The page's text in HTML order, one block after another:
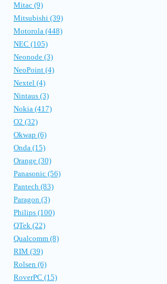
Mitac (9)
Mitsubishi (39)
Motorola (448)
NEC (105)
Neonode (3)
NeoPoint (4)
Nextel (4)
Nintaus (3)
Nokia (417)
O2 (32)
Okwap (6)
Onda (15)
Orange (30)
Panasonic (56)
Pantech (83)
Paragon (3)
Philips (100)
QTek (22)
Qualcomm (8)
RIM (39)
Rolsen (6)
RoverPC (15)